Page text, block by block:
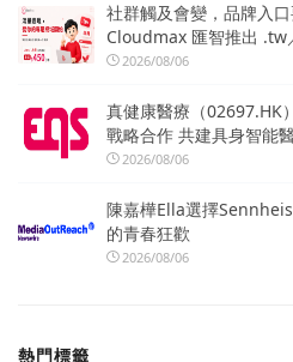
社群觸及會變，品牌入
Cloudmax 匯智推出 .tw
2026/08/06
真健康醫療（02697.HK
戰略合作 共建具身智能
2026/08/06
陳嘉樺Ella選擇
的青春狂歡
2026/08/06
熱門標籤